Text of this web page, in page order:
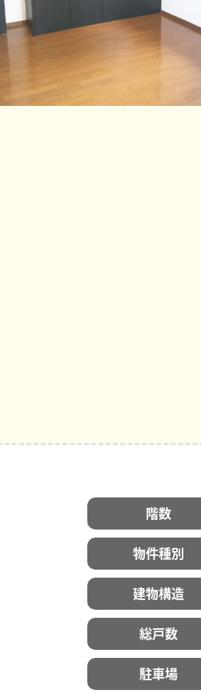
階数
物件種別
建物構造
総戸数
駐車場